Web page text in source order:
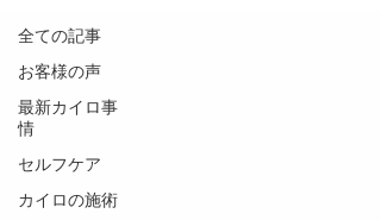
全ての記事
お客様の声
最新カイロ事
情
セルフケア
カイロの施術